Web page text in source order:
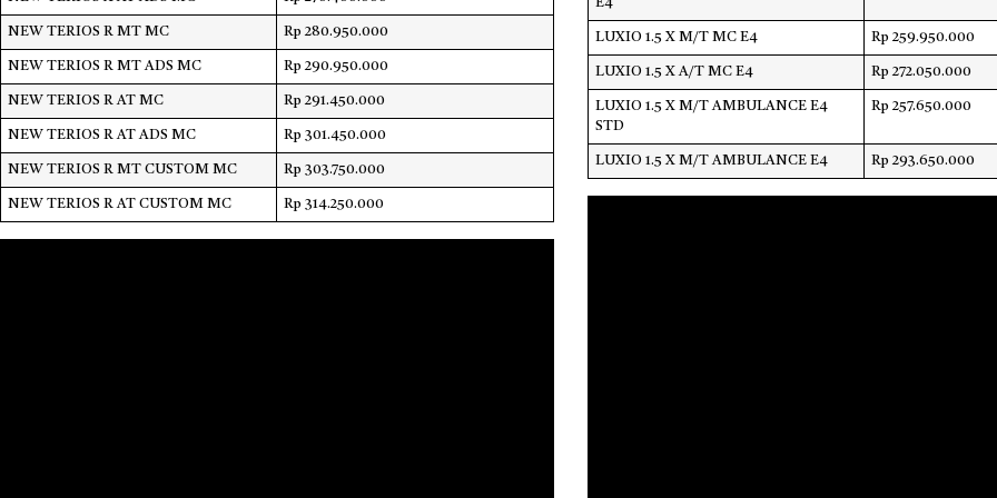
NEW TERIOS R MT MC Rp 280.950.000
NEW TERIOS R MT ADS MC Rp 290.950.000
NEW TERIOS R AT MC Rp 291.450.000
NEW TERIOS R AT ADS MC Rp 301.450.000
NEW TERIOS R MT CUSTOM MC Rp 303.750.000
NEW TERIOS R AT CUSTOM MC Rp 314.250.000
LUXIO 1.5 X M/T MC E4 Rp 259.950.000
LUXIO 1.5 X A/T MC E4 Rp 272.050.000
LUXIO 1.5 X M/T AMBULANCE E4
STD
Rp 257.650.000
LUXIO 1.5 X M/T AMBULANCE E4 Rp 293.650.000